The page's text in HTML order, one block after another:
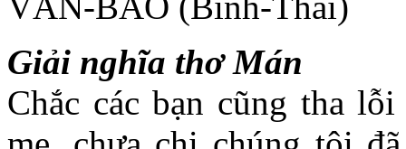
Giải nghĩa thơ Mán
Chắc các bạn cũng tha